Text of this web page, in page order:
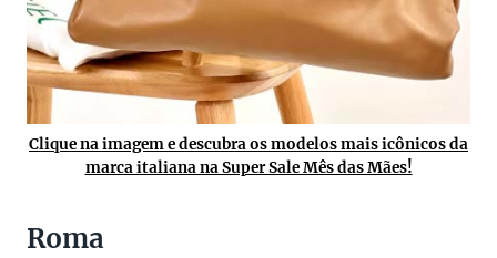
Clique na imagem e descubra os modelos mais icônicos da
marca italiana na Super Sale Mês das Mães!
Roma